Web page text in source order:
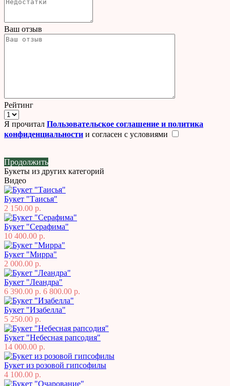
Ваш отзыв
Рейтинг
Я прочитал Пользовательское соглашение и политика
конфиденциальности и согласен с условиями
Продолжить
Букеты из других категорий
Видео
Букет "Таисья"
2 150.00 р.
Букет "Серафима"
10 400.00 р.
Букет "Мирра"
2 000.00 р.
Букет "Леандра"
6 390.00 р. 6 800.00 р.
Букет "Изабелла"
5 250.00 р.
Букет "Небесная рапсодия"
14 000.00 р.
Букет из розовой гипсофилы
4 100.00 р.